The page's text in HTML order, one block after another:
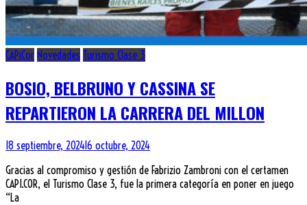
CAPiCor Novedades Turismo Clase 3
BOSIO, BELBRUNO Y CASSINA SE
REPARTIERON LA CARRERA DEL MILLON
18 septiembre, 202416 octubre, 2024
Gracias al compromiso y gestión de Fabrizio Zambroni con el certamen
CAPI.COR, el Turismo Clase 3, fue la primera categoría en poner en juego
“La